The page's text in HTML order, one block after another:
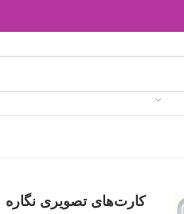
کارت‌های تصویری نگاره